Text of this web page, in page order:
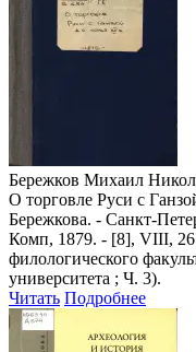
Бережков Михаил
О торговле Руси с
Бережкова. - Санкт-
Комп, 1879. - [8], VIII,
филологического
университета ; Ч. 3).
Читать Подробнее